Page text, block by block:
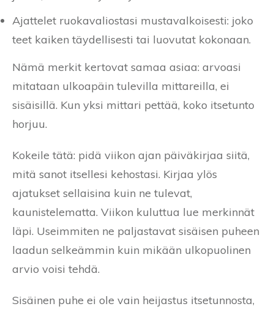
Ajattelet ruokavaliostasi mustavalkoisesti: joko
teet kaiken täydellisesti tai luovutat kokonaan.
Nämä merkit kertovat samaa asiaa: arvoasi
mitataan ulkoapäin tulevilla mittareilla, ei
sisäisillä. Kun yksi mittari pettää, koko itsetunto
horjuu.
Kokeile tätä: pidä viikon ajan päiväkirjaa siitä,
mitä sanot itsellesi kehostasi. Kirjaa ylös
ajatukset sellaisina kuin ne tulevat,
kaunistelematta. Viikon kuluttua lue merkinnät
läpi. Useimmiten ne paljastavat sisäisen puheen
laadun selkeämmin kuin mikään ulkopuolinen
arvio voisi tehdä.
Sisäinen puhe ei ole vain heijastus itsetunnosta,